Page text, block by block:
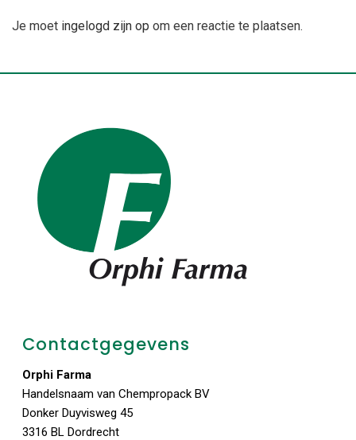
Je moet ingelogd zijn op om een reactie te plaatsen.
Contactgegevens
Orphi Farma
Handelsnaam van Chempropack BV
Donker Duyvisweg 45
3316 BL Dordrecht